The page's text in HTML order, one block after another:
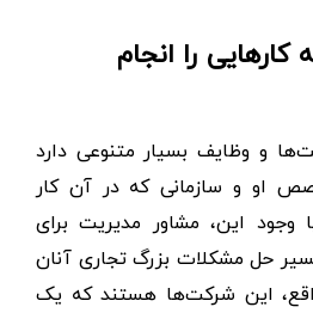
را انجام
و وظایف بسیار متنوعی دارد
او و سازمانی که در آن کار
وجود این، مشاور مدیریت برای
حل مشکلات بزرگ تجاری آنان
این شرکت‌ها هستند که یک